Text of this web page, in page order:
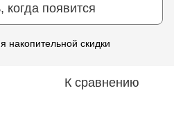
появится
накопительной скидки
К сравнению